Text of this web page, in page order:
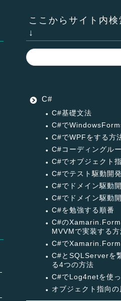
ここからサイト内
↓
C#
C#基礎文法
C#で
C#でWPFをする方
C#コーディングル
C#でオブジェクト
C#でテスト駆動開発
C#でドメイン駆動
C#でドメイン駆動
C#を勉強する順番
C#の
MVVMで実装する方
C#で
C#とSQLServerを
る4つの方法
C#でLog4netを使
オブジェクト指向